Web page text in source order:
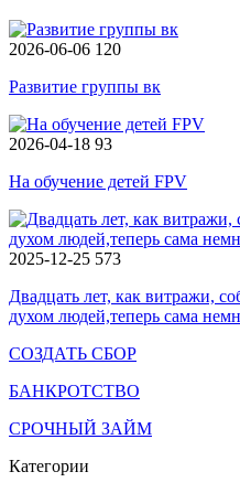
2026-06-06 120
Развитие группы вк
2026-04-18 93
На обучение детей FPV
2025-12-25 573
Двадцать лет, как витражи,
духом людей,теперь сама
СОЗДАТЬ СБОР
БАНКРОТСТВО
СРОЧНЫЙ ЗАЙМ
Категории